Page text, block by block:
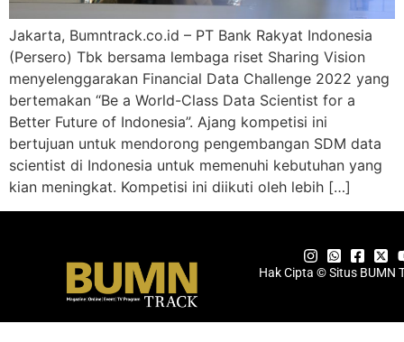
Jakarta, Bumntrack.co.id – PT Bank Rakyat Indonesia
(Persero) Tbk bersama lembaga riset Sharing Vision
menyelenggarakan Financial Data Challenge 2022 yang
bertemakan “Be a World-Class Data Scientist for a
Better Future of Indonesia”. Ajang kompetisi ini
bertujuan untuk mendorong pengembangan SDM data
scientist di Indonesia untuk memenuhi kebutuhan yang
kian meningkat. Kompetisi ini diikuti oleh lebih […]
Hak Cipta © Situs BUMN